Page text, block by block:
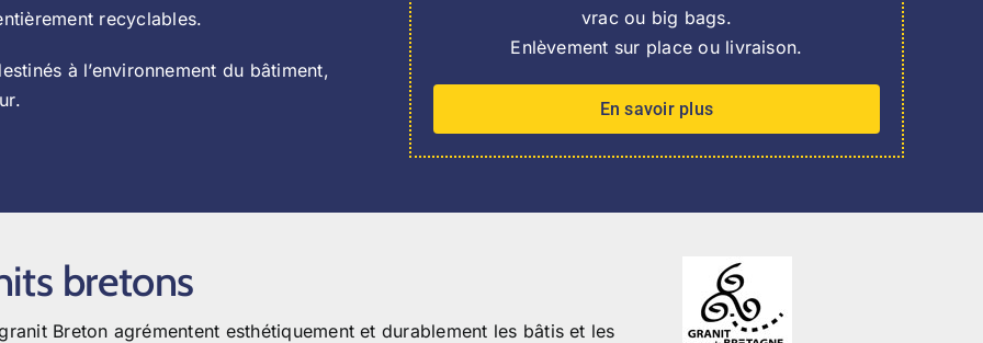
recyclables.
à l’environnement du bâtiment,
vrac ou big bags.
Enlèvement sur place ou livraison.
En savoir plus
bretons
Breton agrémentent esthétiquement et durablement les bâtis et les